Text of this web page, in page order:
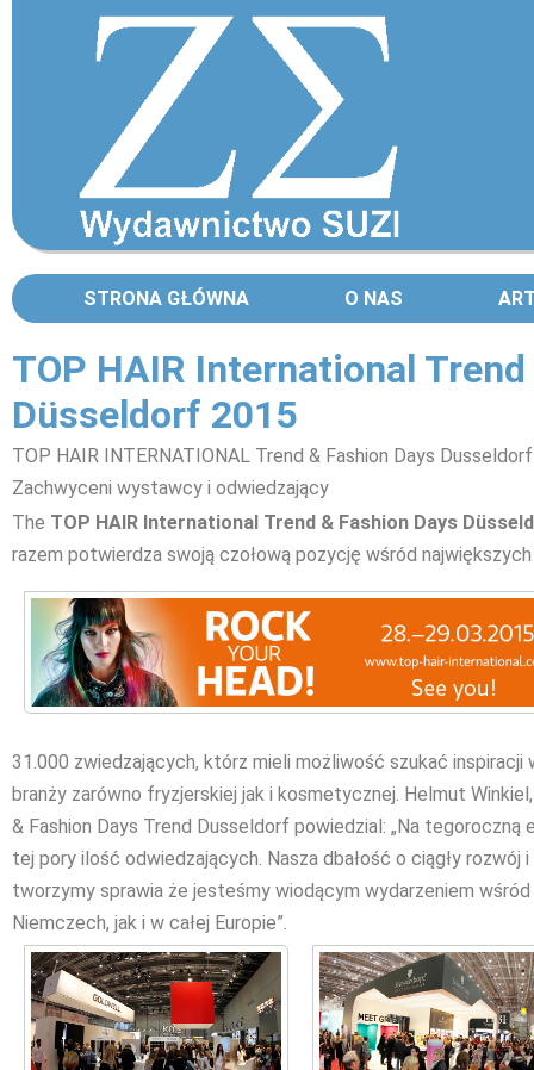
STRONA GŁÓWNA O NAS
TOP HAIR International
Düsseldorf 2015
TOP HAIR INTERNATIONAL Trend & Fashion Days Dusseldorf
Zachwyceni wystawcy i odwiedzający
The TOP HAIR International Trend & Fashion Days
razem potwierdza swoją czołową pozycję wśród
31.000 zwiedzających, którz mieli możliwość szukać
branży zarówno fryzjerskiej jak i kosmetycznej. Helmut
& Fashion Days Trend Dusseldorf powiedzial: „Na tegoroczną
tej pory ilość odwiedzających. Nasza dbałość o ciągły
tworzymy sprawia że jesteśmy wiodącym wydarzeniem
Niemczech, jak i w całej Europie”.